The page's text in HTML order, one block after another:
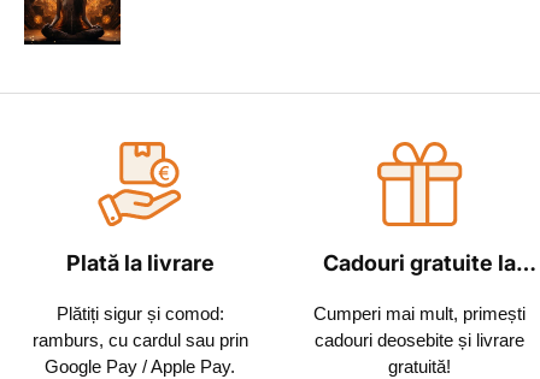
Plată la livrare
Plătiți sigur și comod:
ramburs, cu cardul sau prin
Google Pay / Apple Pay.
Cadouri gratuite la
Cumperi mai mult, primești
cadouri deosebite și livrare
gratuită!